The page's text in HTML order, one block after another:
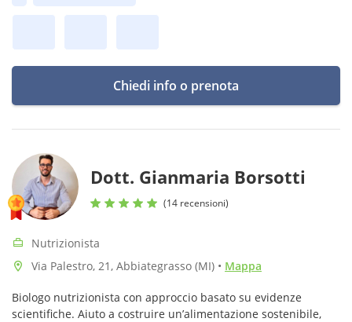
Chiedi info o prenota
Dott. Gianmaria Borsotti
(14 recensioni)
Nutrizionista
Via Palestro, 21, Abbiategrasso (MI) • Mappa
Biologo nutrizionista con approccio basato su evidenze
scientifiche. Aiuto a costruire un’alimentazione sostenibile,